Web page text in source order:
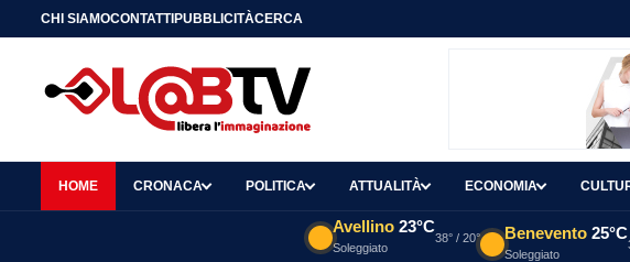
CHI SIAMOCONTATTIPUBBLICITÀCERCA
HOME CRONACA POLITICA ATTUALITÀ ECONOMIA
Avellino 23°C
Soleggiato
38° / 20° Benevento 25°C
Soleggiato